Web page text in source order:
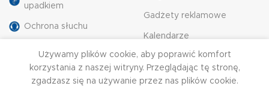
upadkiem
Ochrona słuchu
Ochrona drog
oddechowych
Gadżety reklamowe
Kalendarze
Grawerowanie
Pieczątki
Używamy plików cookie, aby poprawić komfort
korzystania z naszej witryny. Przeglądając tę ​​stronę,
zgadzasz się na używanie przez nas plików cookie.